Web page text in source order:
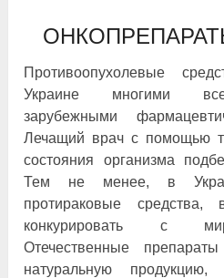
Противоопухолевые
Украине многими
зарубежными
Лечащий врач с помощью
состояния организма
Тем не менее, в
протираковые
конкурировать с
Отечественные
натуральную